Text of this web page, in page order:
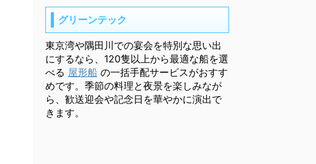
グリーンテック
東京湾や隅田川での宴会を特別な思い出
にするなら、120隻以上から最適な船を選
べる 屋形船 の一括手配サービスがおすす
めです。季節の料理と夜景を楽しみなが
ら、歓送迎会や記念日を華やかに演出で
きます。